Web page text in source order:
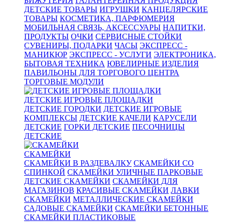
ДЕТСКИЕ ТОВАРЫ ИГРУШКИ КАНЦЕЛЯРСКИЕ
ТОВАРЫ КОСМЕТИКА, ПАРФЮМЕРИЯ
МОБИЛЬНАЯ СВЯЗЬ, АКСЕССУАРЫ НАПИТКИ,
ПРОДУКТЫ ОЧКИ СЕРВИСНЫЕ СТОЙКИ
СУВЕНИРЫ, ПОДАРКИ ЧАСЫ ЭКСПРЕСС -
МАНИКЮР ЭКСПРЕСС - УСЛУГИ ЭЛЕКТРОНИКА,
БЫТОВАЯ ТЕХНИКА ЮВЕЛИРНЫЕ ИЗДЕЛИЯ
ПАВИЛЬОНЫ ДЛЯ ТОРГОВОГО ЦЕНТРА
ТОРГОВЫЕ МОДУЛИ
ДЕТСКИЕ ИГРОВЫЕ ПЛОЩАДКИ
ДЕТСКИЕ ГОРОДКИ ДЕТСКИЕ ИГРОВЫЕ
КОМПЛЕКСЫ ДЕТСКИЕ КАЧЕЛИ КАРУСЕЛИ
ДЕТСКИЕ ГОРКИ ДЕТСКИЕ ПЕСОЧНИЦЫ
ДЕТСКИЕ
СКАМЕЙКИ
СКАМЕЙКИ В РАЗДЕВАЛКУ СКАМЕЙКИ СО
СПИНКОЙ СКАМЕЙКИ УЛИЧНЫЕ ПАРКОВЫЕ
ДЕТСКИЕ СКАМЕЙКИ СКАМЕЙКИ ДЛЯ
МАГАЗИНОВ КРАСИВЫЕ СКАМЕЙКИ ЛАВКИ
СКАМЕЙКИ МЕТАЛЛИЧЕСКИЕ СКАМЕЙКИ
САДОВЫЕ СКАМЕЙКИ СКАМЕЙКИ БЕТОННЫЕ
СКАМЕЙКИ ПЛАСТИКОВЫЕ